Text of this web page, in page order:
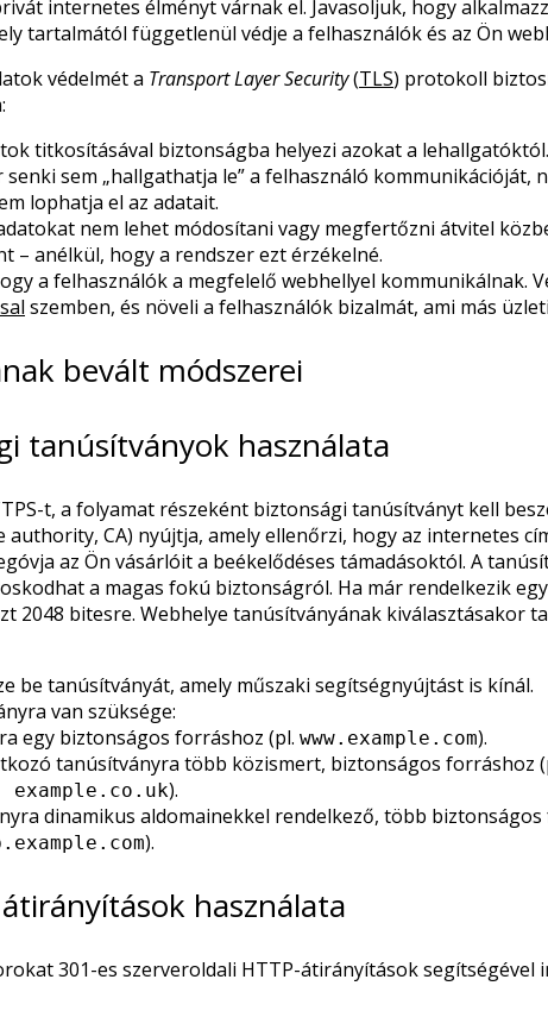
internetes élményt várnak el. Javasoljuk, hogy
tartalmától függetlenül védje a felhasználók és az Ön
védelmét a Transport Layer Security(TLS) protokoll
titkosításával biztonságba helyezi azokat a
sem „hallgathatja le” a felhasználó kommunikációját,
lophatja el az adatait.
nem lehet módosítani vagy megfertőzni átvitel
– anélkül, hogy a rendszer ezt érzékelné.
a felhasználók a megfelelő webhellyel kommunikálnak.
szemben, és növeli a felhasználók bizalmát, ami más
bevált módszerei
tanúsítványok használata
t, a folyamat részeként biztonsági tanúsítványt kell
authority, CA) nyújtja, amely ellenőrzi, hogy az internetes
az Ön vásárlóit a beékelődéses támadásoktól. A
a magas fokú biztonságról. Ha már rendelkezik
2048 bitesre. Webhelye tanúsítványának kiválasztásakor
be tanúsítványát, amely műszaki segítségnyújtást is kínál.
van szüksége:
egy biztonságos forráshoz (pl. www.example.com).
tanúsítványra több közismert, biztonságos forráshoz
example.co.uk).
dinamikus aldomainekkel rendelkező, több
).
használata
301-es szerveroldali HTTP-átirányítások segítségével